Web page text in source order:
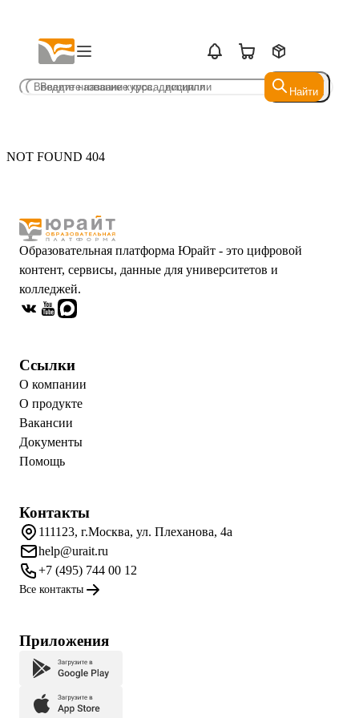
Найти
Найти
NOT FOUND 404
Образовательная платформа Юрайт - это цифровой
контент, сервисы, данные для университетов и
колледжей.
Ссылки
О компании
О продукте
Вакансии
Документы
Помощь
Контакты
111123, г.Москва, ул. Плеханова, 4а
help@urait.ru
+7 (495) 744 00 12
Все контакты
Приложения